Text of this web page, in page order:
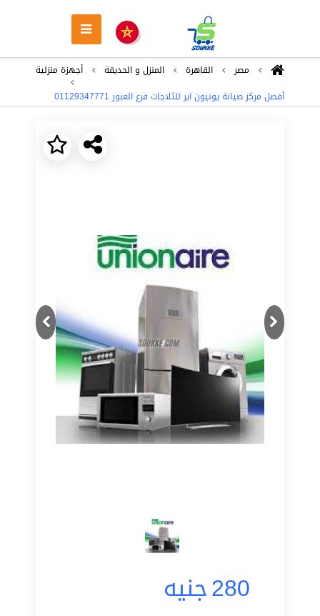
مصر القاهرة المنزل و الحديقة
أجهزة منزلية
أفضل مركز صيانة يونيون اير للثلاجات فرع العبور 01129347771
Previous
Next
280جنيه